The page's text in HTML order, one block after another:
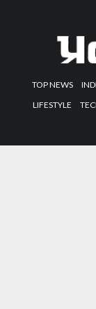
TOP NEWS
LIFESTYLE